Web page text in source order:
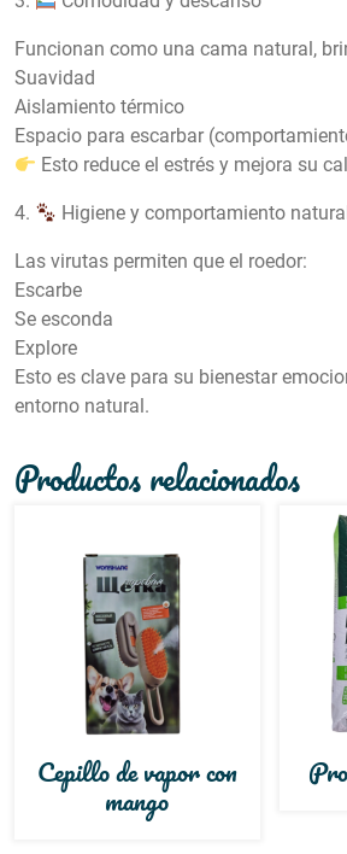
Funcionan como una cama natural,
Suavidad
Aislamiento térmico
Espacio para escarbar
Esto reduce el estrés y mejora su
4. Higiene y comportamiento natural
Las virutas permiten que el roedor:
Escarbe
Se esconda
Explore
Esto es clave para su bienestar
entorno natural.
Productos relacionados
Cepillo de vapor con
mango